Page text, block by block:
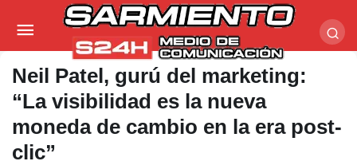
Neil Patel, gurú del marketing:
“La visibilidad es la nueva
moneda de cambio en la era post-
clic”
Neil Patel, gurú del marketing: “La visibilidad es la
nueva moneda de cambio en la era post-clic”